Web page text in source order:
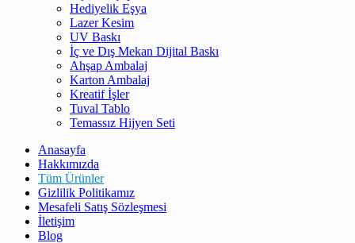
Hediyelik Eşya
Lazer Kesim
UV Baskı
İç ve Dış Mekan Dijital Baskı
Ahşap Ambalaj
Karton Ambalaj
Kreatif İşler
Tuval Tablo
Temassız Hijyen Seti
Anasayfa
Hakkımızda
Tüm Ürünler
Gizlilik Politikamız
Mesafeli Satış Sözleşmesi
İletişim
Blog